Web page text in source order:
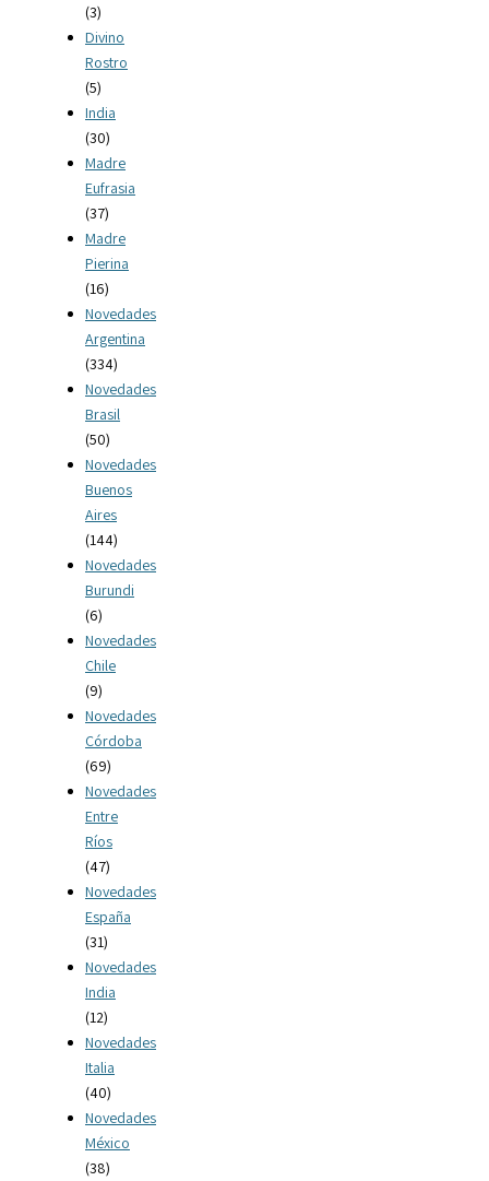
(3)
Divino
Rostro
(5)
India
(30)
Madre
Eufrasia
(37)
Madre
Pierina
(16)
Novedades
Argentina
(334)
Novedades
Brasil
(50)
Novedades
Buenos
Aires
(144)
Novedades
Burundi
(6)
Novedades
Chile
(9)
Novedades
Córdoba
(69)
Novedades
Entre
Ríos
(47)
Novedades
España
(31)
Novedades
India
(12)
Novedades
Italia
(40)
Novedades
México
(38)